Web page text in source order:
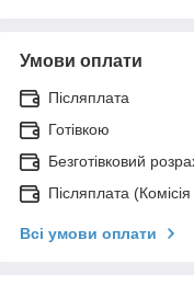
Умови оплати
Післяплата
Готівкою
Безготівковий
Післяплата
Всі умови оплати